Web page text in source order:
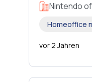
Nintendo
Homeoffice
vor 2 Jahren